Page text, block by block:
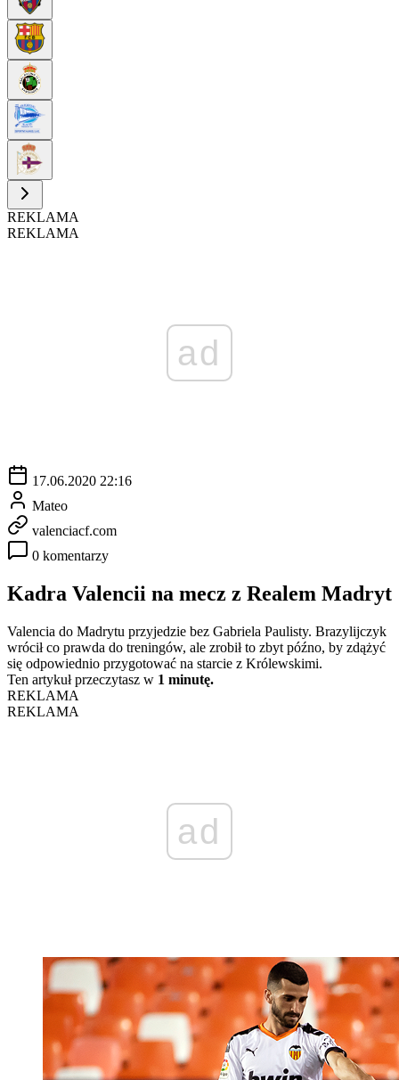
REKLAMA
REKLAMA
ad
17.06.2020 22:16
Mateo
valenciacf.com
0 komentarzy
Kadra Valencii na mecz z Realem Madryt
Valencia do Madrytu przyjedzie bez Gabriela Paulisty. Brazylijczyk
wrócił co prawda do treningów, ale zrobił to zbyt późno, by zdążyć
się odpowiednio przygotować na starcie z Królewskimi.
Ten artykuł przeczytasz w 1 minutę.
REKLAMA
REKLAMA
ad